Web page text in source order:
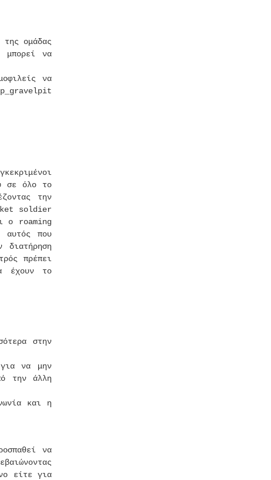
ομάδας
μπορεί να
να
σε όλο το
την
soldier
ο roaming
αυτός που
διατήρηση
πρέπει
έχουν το
στην
να μην
την άλλη
και η
να
είτε για